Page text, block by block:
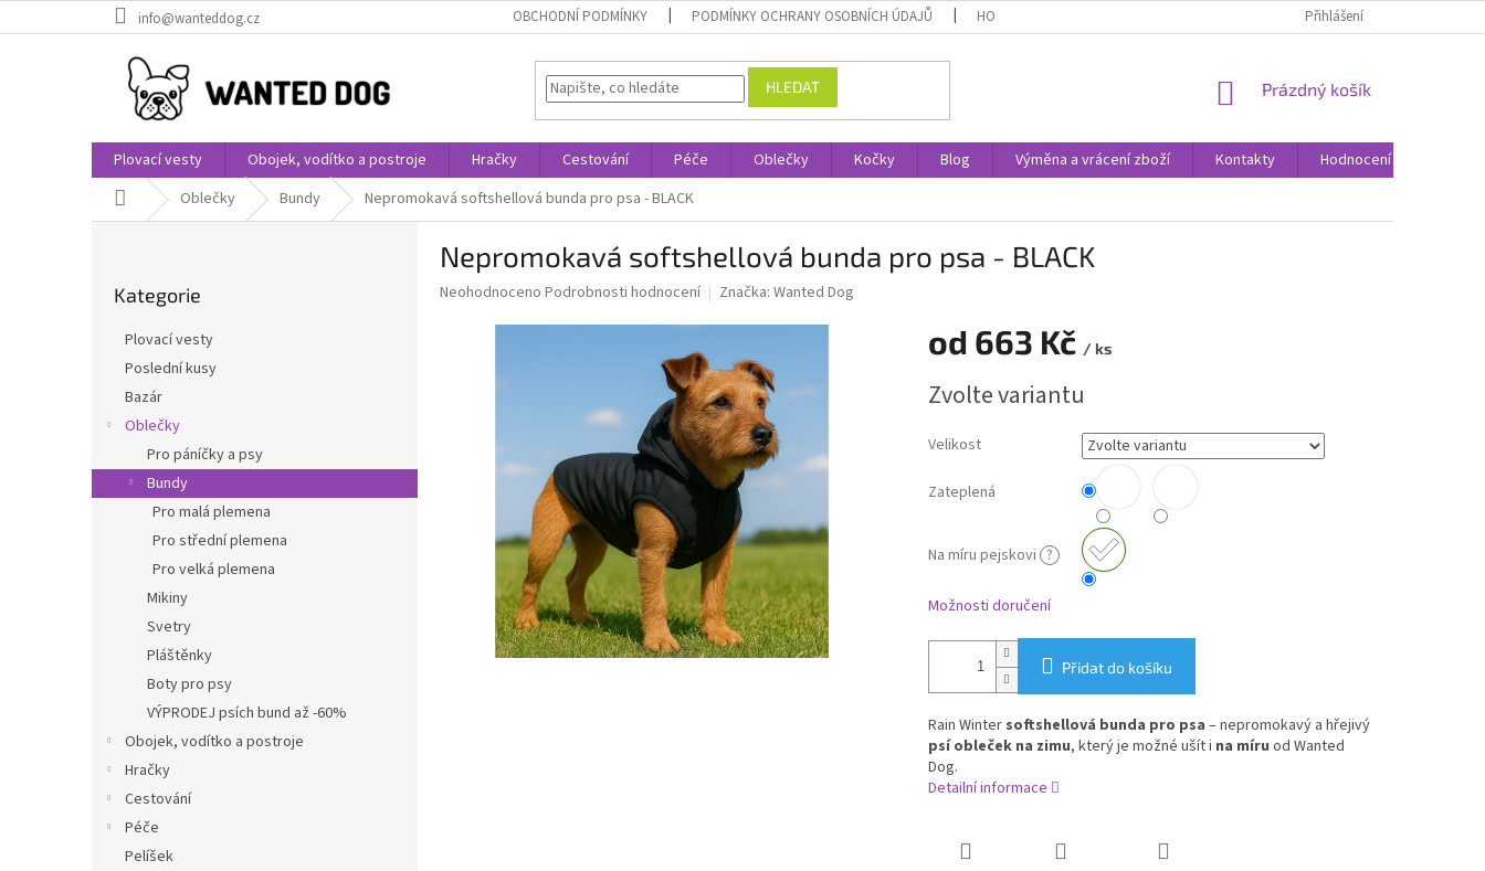
na
info@wanteddog.cz OBCHODNÍ PODMÍNKY PODMÍNKY OCHRANY OSOBNÍCH ÚDAJŮ HODNOCENÍ OBCHODU VÝMĚNA A VRÁCENÍ ZBOŽÍPřihlášení
HLEDAT
NÁKUPNÍ
Prázdný košík
Plovací vesty Obojek, vodítko a postroje Hračky Cestování Péče Oblečky Kočky Blog Výměna a vrácení zboží Kontakty
Hodnocení obchodu
Domů Oblečky Bundy Nepromokavá softshellová bunda pro psa - BLACK
a
n
kategorie
Kategorie
Plovací vesty
Poslední kusy
Bazár
Oblečky
Pro páníčky a psy
Bundy
Pro malá plemena
Pro střední plemena
Pro velká plemena
Mikiny
Svetry
Pláštěnky
Boty pro psy
VÝPRODEJ psích bund až -60%
Obojek, vodítko a postroje
Hračky
Cestování
Péče
Pelíšek
Nepromokavá softshellová bunda pro psa - BLACK
Průměrné
Neohodnoceno Podrobnosti hodnocení Značka: Wanted Dog
od 663 Kč / ks
cena:
Zvolte variantu
Velikost
Zateplená
Na míru pejskovi ?
Možnosti doručení
Přidat do košíku
Rain Winter softshellová bunda pro psa – nepromokavý a hřejivý
psí obleček na zimu, který je možné ušít i na míru od Wanted
Dog.
Detailní informace